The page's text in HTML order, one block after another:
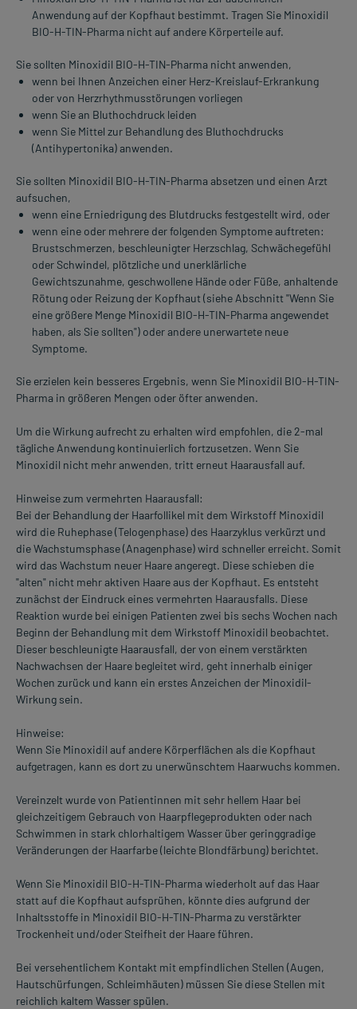
Anwendung auf der Kopfhaut bestimmt. Tragen Sie Minoxidil
BIO-H-TIN-Pharma nicht auf andere Körperteile auf.
Sie sollten Minoxidil BIO-H-TIN-Pharma nicht anwenden,
wenn bei Ihnen Anzeichen einer Herz-Kreislauf-Erkrankung
oder von Herzrhythmusstörungen vorliegen
wenn Sie an Bluthochdruck leiden
wenn Sie Mittel zur Behandlung des Bluthochdrucks
(Antihypertonika) anwenden.
Sie sollten Minoxidil BIO-H-TIN-Pharma absetzen und einen Arzt
aufsuchen,
wenn eine Erniedrigung des Blutdrucks festgestellt wird, oder
wenn eine oder mehrere der folgenden Symptome auftreten:
Brustschmerzen, beschleunigter Herzschlag, Schwächegefühl
oder Schwindel, plötzliche und unerklärliche
Gewichtszunahme, geschwollene Hände oder Füße, anhaltende
Rötung oder Reizung der Kopfhaut (siehe Abschnitt "Wenn Sie
eine größere Menge Minoxidil BIO-H-TIN-Pharma angewendet
haben, als Sie sollten") oder andere unerwartete neue
Symptome.
Sie erzielen kein besseres Ergebnis, wenn Sie Minoxidil BIO-H-TIN-
Pharma in größeren Mengen oder öfter anwenden.
Um die Wirkung aufrecht zu erhalten wird empfohlen, die 2-mal
tägliche Anwendung kontinuierlich fortzusetzen. Wenn Sie
Minoxidil nicht mehr anwenden, tritt erneut Haarausfall auf.
Hinweise zum vermehrten Haarausfall:
Bei der Behandlung der Haarfollikel mit dem Wirkstoff Minoxidil
wird die Ruhephase (Telogenphase) des Haarzyklus verkürzt und
die Wachstumsphase (Anagenphase) wird schneller erreicht. Somit
wird das Wachstum neuer Haare angeregt. Diese schieben die
"alten" nicht mehr aktiven Haare aus der Kopfhaut. Es entsteht
zunächst der Eindruck eines vermehrten Haarausfalls. Diese
Reaktion wurde bei einigen Patienten zwei bis sechs Wochen nach
Beginn der Behandlung mit dem Wirkstoff Minoxidil beobachtet.
Dieser beschleunigte Haarausfall, der von einem verstärkten
Nachwachsen der Haare begleitet wird, geht innerhalb einiger
Wochen zurück und kann ein erstes Anzeichen der Minoxidil-
Wirkung sein.
Hinweise:
Wenn Sie Minoxidil auf andere Körperflächen als die Kopfhaut
aufgetragen, kann es dort zu unerwünschtem Haarwuchs kommen.
Vereinzelt wurde von Patientinnen mit sehr hellem Haar bei
gleichzeitigem Gebrauch von Haarpflegeprodukten oder nach
Schwimmen in stark chlorhaltigem Wasser über geringgradige
Veränderungen der Haarfarbe (leichte Blondfärbung) berichtet.
Wenn Sie Minoxidil BIO-H-TIN-Pharma wiederholt auf das Haar
statt auf die Kopfhaut aufsprühen, könnte dies aufgrund der
Inhaltsstoffe in Minoxidil BIO-H-TIN-Pharma zu verstärkter
Trockenheit und/oder Steifheit der Haare führen.
Bei versehentlichem Kontakt mit empfindlichen Stellen (Augen,
Hautschürfungen, Schleimhäuten) müssen Sie diese Stellen mit
reichlich kaltem Wasser spülen.